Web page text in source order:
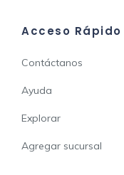
Acceso Rápido
Contáctanos
Ayuda
Explorar
Agregar sucursal